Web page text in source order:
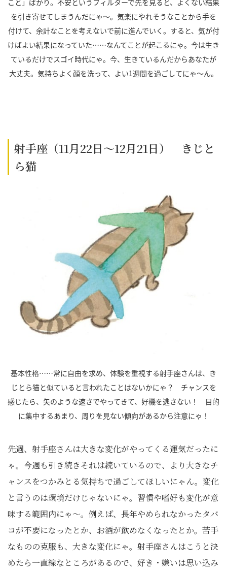
こと」ばかり。不安というフィルターで先を見ると、よくない結果
を引き寄せてしまうんだにゃ～。気楽にやれそうなことから手を
付けて、余計なことを考えないで前に進んでいく。すると、気が付
けばよい結果になっていた……なんてことが起こるにゃ。今は生き
ているだけでスゴイ時代にゃ。今、生きているんだからあなたが
大丈夫。気持ちよく顔を洗って、よい1週間を過ごしてにゃ～ん。
射手座（11月22日～12月21日） きじと
ら猫
基本性格……常に自由を求め、体験を重視する射手座さんは、き
じとら猫と似ていると言われたことはないかにゃ？ チャンスを
感じたら、矢のような速さでやってきて、好機を逃さない！ 目的
に集中するあまり、周りを見ない傾向があるから注意にゃ！
先週、射手座さんは大きな変化がやってくる運気だったに
ゃ。今週も引き続きそれは続いているので、より大きなチ
ャンスをつかみとる気持ちで過ごしてほしいにゃん。変化
と言うのは環境だけじゃないにゃ。習慣や嗜好も変化が意
味する範囲内にゃ～。例えば、長年やめられなかったタバ
コが不要になったとか、お酒が飲めなくなったとか。苦手
なものの克服も、大きな変化にゃ。射手座さんはこうと決
めたら一直線なところがあるので、好き・嫌いは思い込み